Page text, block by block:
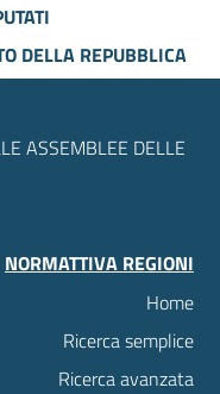
DELLA REPUBBLICA
ASSEMBLEE DELLE
NORMATTIVA REGIONI
Home
Ricerca semplice
Ricerca avanzata